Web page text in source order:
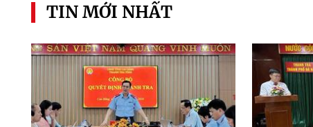
TIN MỚI NHẤT